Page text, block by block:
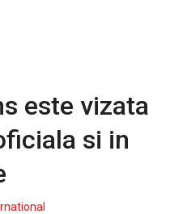
este vizata
si in